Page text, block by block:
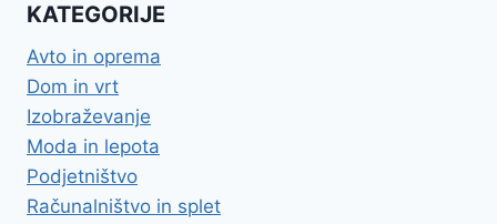
KATEGORIJE
Avto in oprema
Dom in vrt
Izobraževanje
Moda in lepota
Podjetništvo
Računalništvo in splet